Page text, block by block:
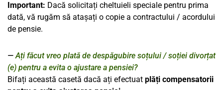
Important: Dacă solicitați cheltuieli speciale pentru prima
dată, vă rugăm să atașați o copie a contractului / acordului
de pensie.
Ați făcut vreo plată de despăgubire soțului / soției divorțat
(e) pentru a evita o ajustare a pensiei?
Bifați această casetă dacă ați efectuat plăți compensatorii